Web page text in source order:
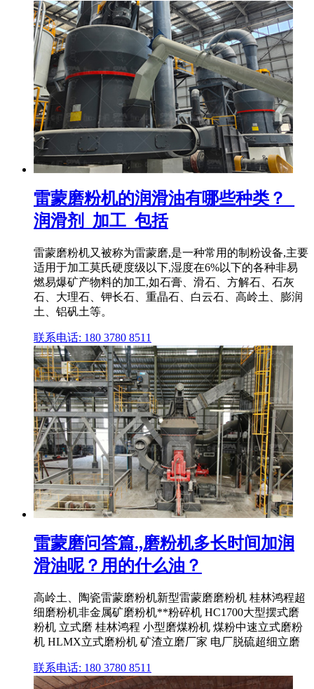
雷蒙磨粉机的润滑油有哪些种类？_
润滑剂_加工_包括
雷蒙磨粉机又被称为雷蒙磨,是一种常用的制粉设备,主要
适用于加工莫氏硬度级以下,湿度在6%以下的各种非易
燃易爆矿产物料的加工,如石膏、滑石、方解石、石灰
石、大理石、钾长石、重晶石、白云石、高岭土、膨润
土、铝矾土等。
联系电话: 180 3780 8511
雷蒙磨问答篇.,磨粉机多长时间加润
滑油呢？用的什么油？
高岭土、陶瓷雷蒙磨粉机新型雷蒙磨磨粉机 桂林鸿程超
细磨粉机非金属矿磨粉机**粉碎机 HC1700大型摆式磨
粉机 立式磨 桂林鸿程 小型磨煤粉机 煤粉中速立式磨粉
机 HLMX立式磨粉机 矿渣立磨厂家 电厂脱硫超细立磨
联系电话: 180 3780 8511